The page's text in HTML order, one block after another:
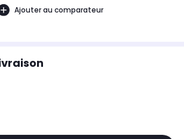
Ajouter au comparateur